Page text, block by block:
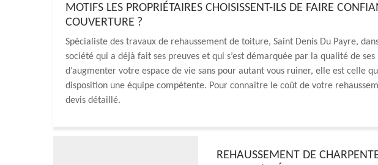
MOTIFS LES PROPRIÉTAIRES CHOISISSENT-ILS DE FAIRE
COUVERTURE ?
Spécialiste des travaux de rehaussement de toiture, Saint Denis Du Payre,
société qui a déjà fait ses preuves et qui s’est démarquée par la qualité de
d’augmenter votre espace de vie sans pour autant vous ruiner, elle est celle
disposition une équipe compétente. Pour connaître le coût de votre
devis détaillé.
REHAUSSEMENT DE